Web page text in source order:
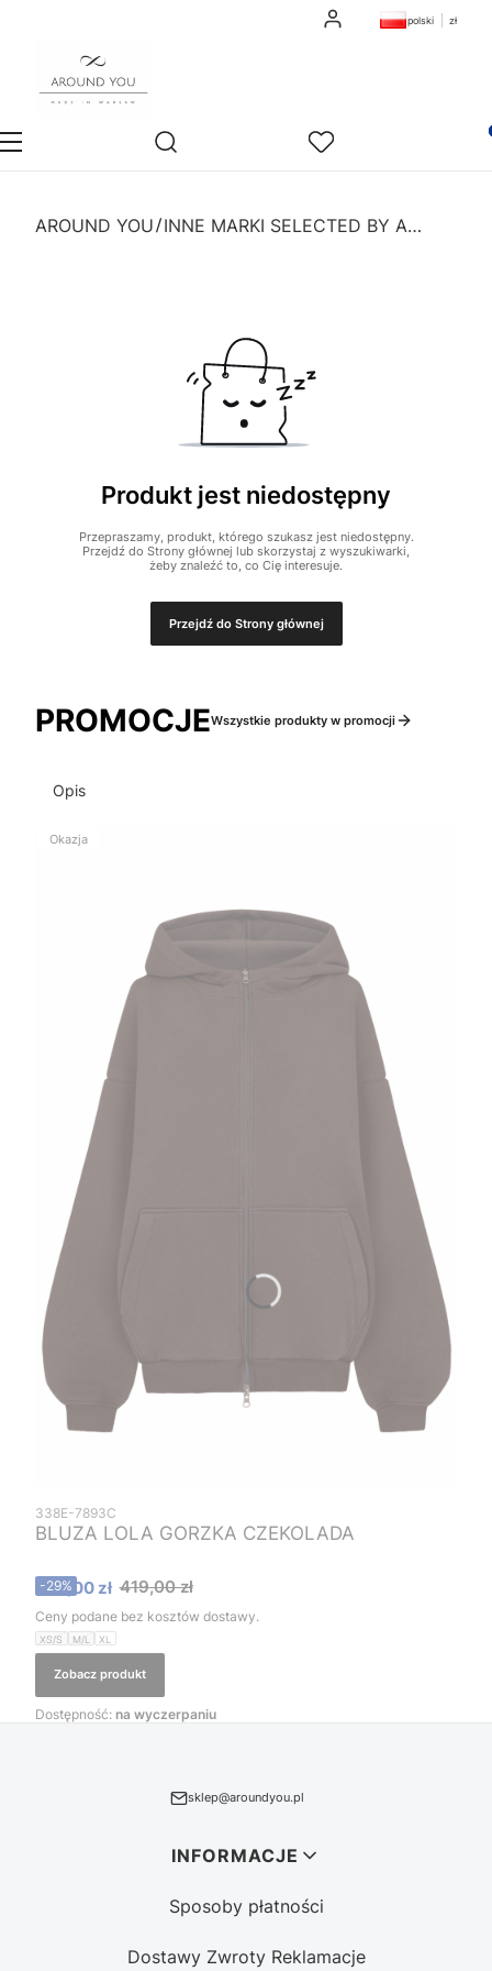
Zaloguj siępolski zł
Sklep Otwórz wyszukiwarkę
Szukaj Ulubione
AROUND YOU INNE MARKI SELECTED BY AROUND YOU
Produkt jest niedostępny
Przepraszamy, produkt, którego szukasz jest niedostępny.
Przejdź do Strony głównej lub skorzystaj z wyszukiwarki,
żeby znaleźć to, co Cię interesuje.
Przejdź do Strony głównej
PROMOCJEWszystkie produkty w promocji
Opis
Okazja
338E-7893C
BLUZA LOLA GORZKA CZEKOLADA
Cena promocyjna
299,00 zł 419,00 zł
-29%
Ceny podane bez kosztów dostawy.
XS/S M/L XL
Zobacz produkt
Dostępność: na wyczerpaniu
sklep@aroundyou.pl
INFORMACJE
Sposoby płatności
Dostawy Zwroty Reklamacje